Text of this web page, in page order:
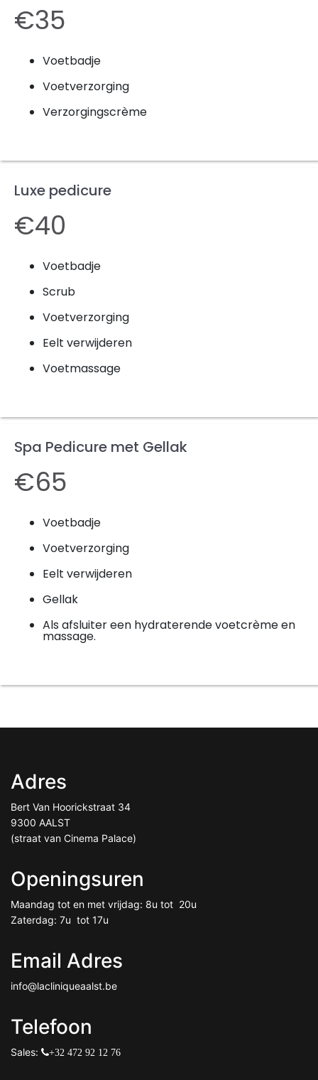
€35
Voetbadje
Voetverzorging
Verzorgingscrème
Luxe pedicure
€40
Voetbadje
Scrub
Voetverzorging
Eelt verwijderen
Voetmassage
Spa Pedicure met Gellak
€65
Voetbadje
Voetverzorging
Eelt verwijderen
Gellak
Als afsluiter een hydraterende voetcrème en
massage.
Adres
Bert Van Hoorickstraat 34
9300 AALST
(straat van Cinema Palace)
Openingsuren
Maandag tot en met vrijdag: 8u tot 20u
Zaterdag: 7u tot 17u
Email Adres
info@lacliniqueaalst.be
Telefoon
Sales: +32 472 92 12 76